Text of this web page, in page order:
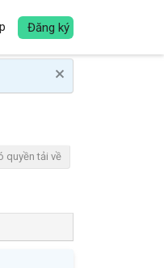
Đăng ký
quyền tải về